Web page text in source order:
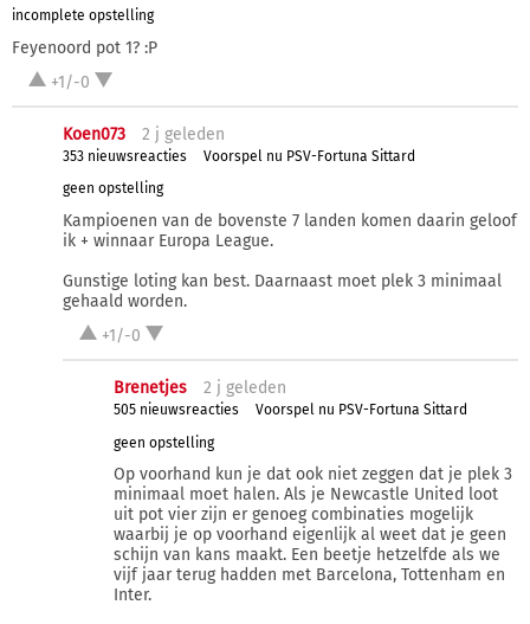
incomplete opstelling
Feyenoord pot 1? :P
+1/-0
Koen073 2 j geleden
353 nieuwsreacties
Voorspel nu PSV-Fortuna Sittard
geen opstelling
Kampioenen van de bovenste 7 landen komen daarin geloof
ik + winnaar Europa League.
Gunstige loting kan best. Daarnaast moet plek 3 minimaal
gehaald worden.
+1/-0
Brenetjes 2 j geleden
505 nieuwsreacties
Voorspel nu PSV-Fortuna Sittard
geen opstelling
Op voorhand kun je dat ook niet zeggen dat je plek 3
minimaal moet halen. Als je Newcastle United loot
uit pot vier zijn er genoeg combinaties mogelijk
waarbij je op voorhand eigenlijk al weet dat je geen
schijn van kans maakt. Een beetje hetzelfde als we
vijf jaar terug hadden met Barcelona, Tottenham en
Inter.